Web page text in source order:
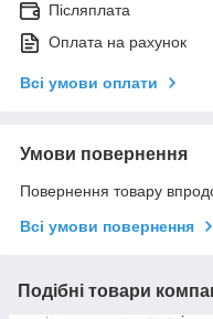
Післяплата
Оплата на рахунок
Всі умови оплати
Умови повернення
Повернення товару
Всі умови повернення
Подібні товари